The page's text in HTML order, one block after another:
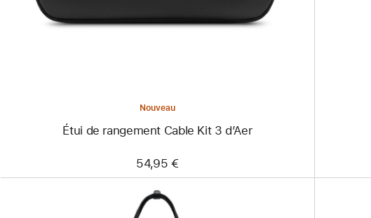
Nouveau
Étui de rangement Cable Kit 3 d’Aer
54,95 €